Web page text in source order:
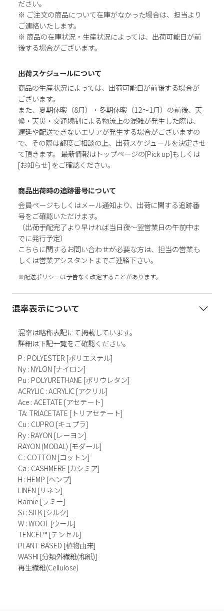
ださい。
※ ご注文の商品について在庫がなかった場合は、担当より
ご連絡いたします。
※ 商品の在庫状況・生産状況によっては、出荷可能日が前
後する場合がございます。
出荷スケジュールについて
商品の生産状況によっては、出荷可能日が前後する場合が
ございます。
また、夏期休暇（8月）・冬期休暇（12～1月）の前後、天
候・天災・交通規制による物流上の混雑が発生した際は、
遅延や配送できないエリアが発生する場合がございますの
で、その際は都度ご相談の上、出荷スケジュールを決定させ
て頂きます。 最新情報はトップページの[Pick up]もしくは
[お知らせ] をご確認ください。
商品出荷時の追跡番号について
会員ページもしくはメール通知より、出荷に関する追跡番
号をご確認いただけます。
（出荷手配完了より早ければ当日夜～翌営業日の午前中ま
でに発行予定）
こちらに関するお問い合わせが必要な方は、担当の営業も
しくは営業アシスタントまでご連絡下さい。
※配送ポリシーは予告なく改定することがあります。
混率表示について
混率は略称表記にて掲載しています。
詳細は下記一覧をご確認ください。
P : POLYESTER [ポリエステル]
Ny : NYLON [ナイロン]
Pu : POLYURETHANE [ポリウレタン]
ACRYLIC : ACRYLIC [アクリル]
Ace : ACETATE [アセテート]
TA: TRIACETATE [トリアセテート]
Cu : CUPRO [キュプラ]
Ry : RAYON [レーヨン]
RAYON (MODAL) [モダール]
C : COTTON [コットン]
Ca : CASHMERE [カシミア]
H : HEMP [ヘンプ]
LINEN [リネン]
Ramie [ラミー]
Si : SILK [シルク]
W : WOOL [ウール]
TENCEL™ [テンセル]
PLANT BASED [植物由来]
WASHI [分類外繊維(和紙)]
再生繊維(Cellulose)